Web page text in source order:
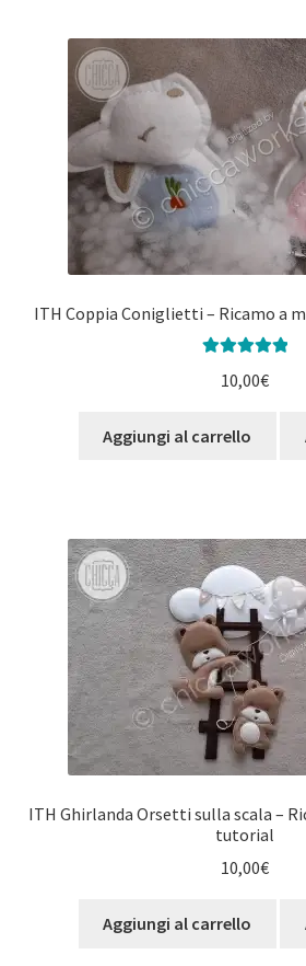
Le
opzioni
possono
essere
scelte
nella
pagina
prodotto
ITH Coppia Coniglietti – Ricamo a
su 5
10,00€
Aggiungi al carrello
ITH Ghirlanda Orsetti sulla scala –
tutorial
10,00€
Aggiungi al carrello